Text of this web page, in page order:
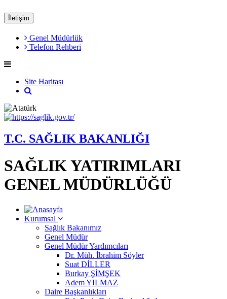
İletişim
Genel Müdürlük
Telefon Rehberi
Site Haritası
T.C. SAĞLIK BAKANLIĞI
SAĞLIK YATIRIMLARI
GENEL MÜDÜRLÜĞÜ
Kurumsal
Sağlık Bakanımız
Genel Müdür
Genel Müdür Yardımcıları
Dr. Müh. İbrahim Söyler
Suat DİLLER
Burkay ŞİMŞEK
Adem YILMAZ
Daire Başkanlıkları